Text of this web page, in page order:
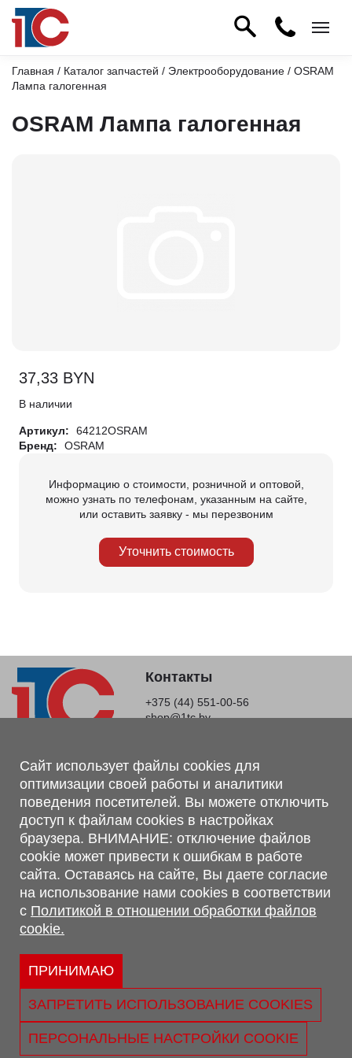
Главная / Каталог запчастей / Электрооборудование / OSRAM
Лампа галогенная
OSRAM Лампа галогенная
37,33 BYN
В наличии
Артикул:
64212OSRAM
Бренд:
OSRAM
Информацию о стоимости, розничной и оптовой,
можно узнать по телефонам, указанным на сайте,
или оставить заявку - мы перезвоним
Уточнить стоимость
Контакты
+375 (44) 551-00-56
shop@1tc.by
Магазин, склад
г. Минск, Минский р-н, п. Привольный, ул. Мира, 20А,
223062
г. Брест, ул. Лейтенанта Рябцева, 108 В, 224701
Обращаем Ваше внимание, что вся предоставленная на сайте
информация, касающаяся комплектаций, технических
характеристик, цветовых сочетаний, а также стоимости и
сервисного обслуживания носит информационный характер и
не является публичной офертой, определяемой п.2 ст.407
Гражданского кодекса Республики Беларусь.
Политика обработки персональных данных
Политикой в отношении обработки файлов cookie.
Свидетельство о регистрации №290667530 выдано 02.02.2009
г. Администрацией Ленинского р-на г. Бреста
Сайт использует файлы cookies для
оптимизации своей работы и аналитики
поведения посетителей. Вы можете отключить
доступ к файлам cookies в настройках
браузера. ВНИМАНИЕ: отключение файлов
cookie может привести к ошибкам в работе
сайта. Оставаясь на сайте, Вы даете согласие
на использование нами cookies в соответствии
с Политикой в отношении обработки файлов
cookie.
ПРИНИМАЮ
ЗАПРЕТИТЬ ИСПОЛЬЗОВАНИЕ COOKIES
ПЕРСОНАЛЬНЫЕ НАСТРОЙКИ COOKIE